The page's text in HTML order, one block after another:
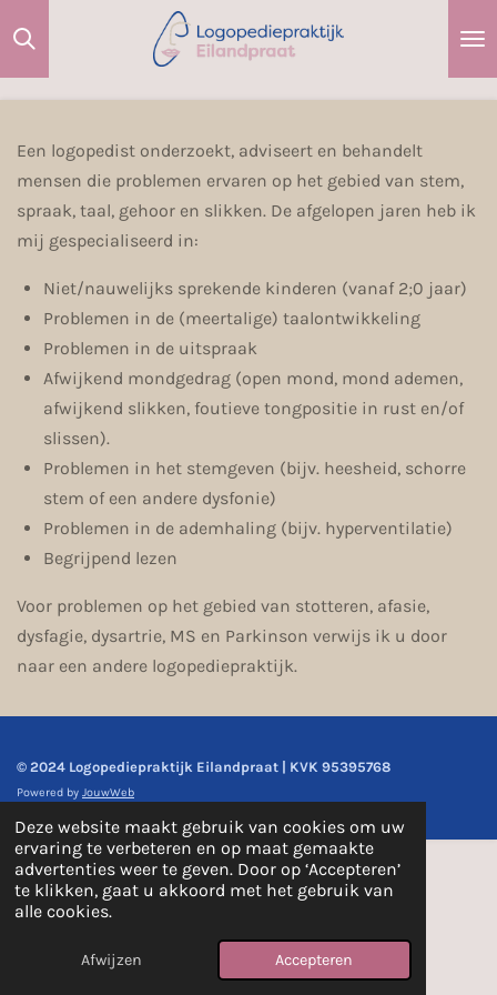
Deze website maakt gebruik van cookies om uw
ervaring te verbeteren en op maat gemaakte
advertenties weer te geven. Door op ‘Accepteren’
te klikken, gaat u akkoord met het gebruik van
alle cookies.
Afwijzen Accepteren
Ga
direct
hoofdinhoud
Een logopedist onderzoekt, adviseert en behandelt
mensen die problemen ervaren op het gebied van stem,
spraak, taal, gehoor en slikken. De afgelopen jaren heb ik
mij gespecialiseerd in:
Niet/nauwelijks sprekende kinderen (vanaf 2;0 jaar)
Problemen in de (meertalige) taalontwikkeling
Problemen in de uitspraak
Afwijkend mondgedrag (open mond, mond ademen,
afwijkend slikken, foutieve tongpositie in rust en/of
slissen).
Problemen in het stemgeven (bijv. heesheid, schorre
stem of een andere dysfonie)
Problemen in de ademhaling (bijv. hyperventilatie)
Begrijpend lezen
Voor problemen op het gebied van stotteren, afasie,
dysfagie, dysartrie, MS en Parkinson verwijs ik u door
naar een andere logopediepraktijk.
© 2024 Logopediepraktijk Eilandpraat | KVK 95395768
Powered by JouwWeb